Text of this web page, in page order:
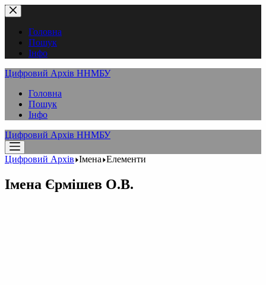
Перейти
до
вмістуГоловна
Пошук
Інфо
Цифровий Архів ННМБУ
Головна
Пошук
Інфо
Цифровий Архів ННМБУ
Цифровий Архів Імена Елементи
Імена Єрмішев О.В.